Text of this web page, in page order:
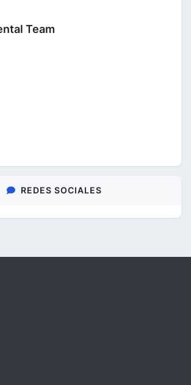
Team
REDES SOCIALES